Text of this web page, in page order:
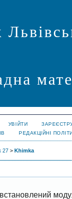
УВІЙТИ
РЕДАКЦІЙНІ
27 > Khimka